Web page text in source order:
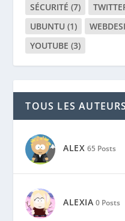
SÉCURITÉ (7)
UBUNTU (1)
YOUTUBE (3)
TOUS LES AUTEURS
ALEX 65 Posts
ALEXIA 0 Posts